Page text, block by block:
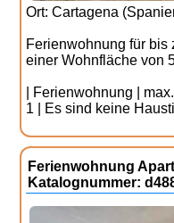
Ort: Cartagena
Ferienwohnung für bis
einer Wohnfläche von
| Ferienwohnung |
1 | Es sind keine
Ferienwohnung
Katalognummer: